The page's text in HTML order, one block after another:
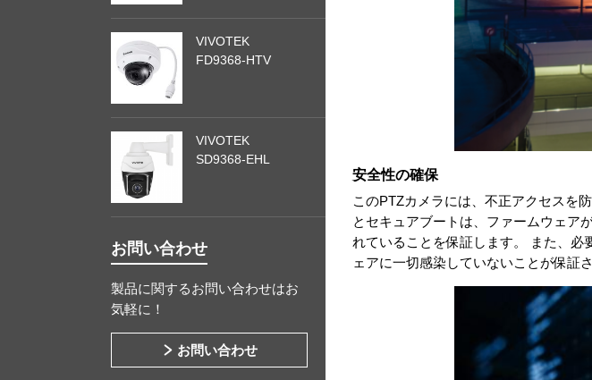
安全性の確保
このPTZカメラには、不正アクセスを
とセキュアブートは、ファームウェア
れていることを保証します。 また、必
ェアに一切感染していないことが保証さ
VIVOTEK
FD9368-HTV
VIVOTEK
SD9368-EHL
お問い合わせ
製品に関するお問い合わせはお
気軽に！
お問い合わせ